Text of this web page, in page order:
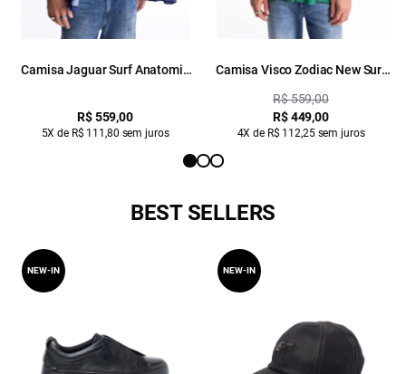
Camisa Jaguar Surf Anatomic
R$ 559,00
5X de R$ 111,80 sem juros
Camisa Visco Zodiac New Surf
R$ 559,00
R$ 449,00
4X de R$ 112,25 sem juros
BEST SELLERS
NEW-IN NEW-IN